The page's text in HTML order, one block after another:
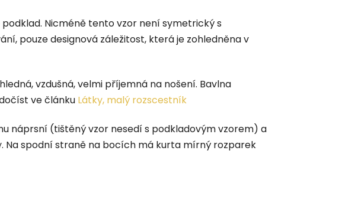
Nicméně tento vzor není symetrický s
pouze designová záležitost, která je zohledněna v
vzdušná, velmi příjemná na nošení. Bavlna
ve článku Látky, malý rozscestník
náprsní (tištěný vzor nesedí s podkladovým vzorem) a
spodní straně na bocích má kurta mírný rozparek